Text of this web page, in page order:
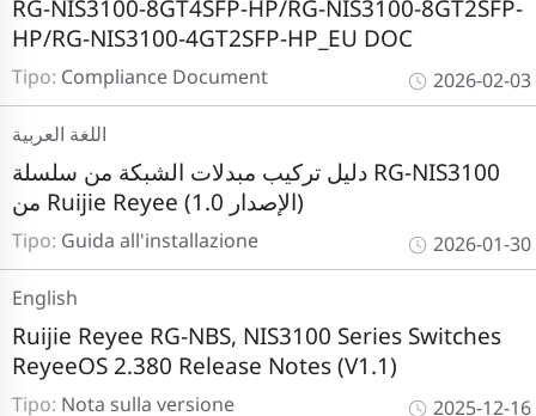
Tipo: Compliance Document
RG-NIS3100-8GT4SFP-HP/RG-NIS3100-8GT2SFP-
HP/RG-NIS3100-4GT2SFP-HP_EU DOC
2026-02-03
Tipo: Guida all'installazione
دليل تركيب مبدلات الشبكة من سلسلة RG-NIS3100
من Ruijie Reyee (الإصدار 1.0)
اللغة العربية
2026-01-30
Tipo: Nota sulla versione
Ruijie Reyee RG-NBS, NIS3100 Series Switches
ReyeeOS 2.380 Release Notes (V1.1)
English
2025-12-16